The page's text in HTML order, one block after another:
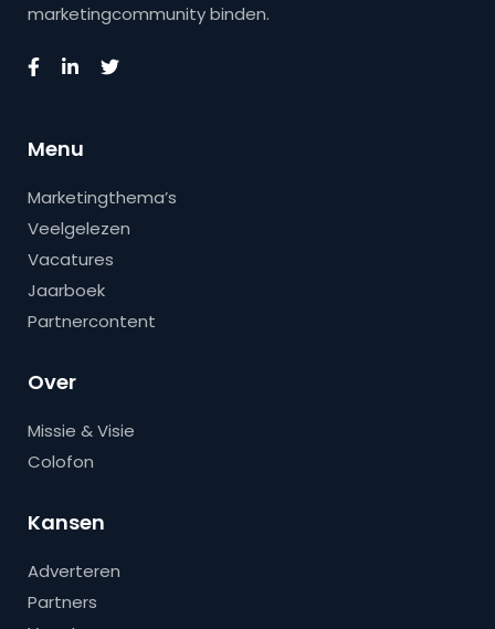
marketingcommunity binden.
Menu
Marketingthema’s
Veelgelezen
Vacatures
Jaarboek
Partnercontent
Over
Missie & Visie
Colofon
Kansen
Adverteren
Partners